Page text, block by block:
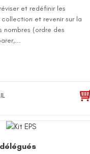
et redéfinir les
et revenir sur la
nombres (ordre des